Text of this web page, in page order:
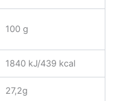
100 g
1840 kJ/439 kcal
27,2g